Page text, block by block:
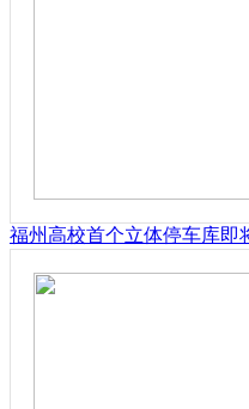
福州高校首个立体停车库即